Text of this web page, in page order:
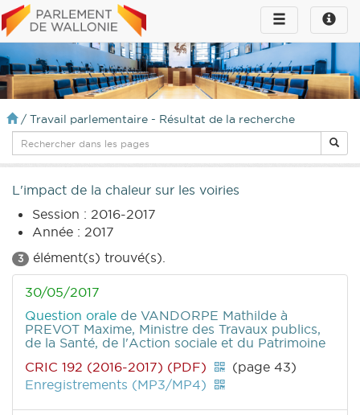
Toggle
infos
Toggle
navigation
/ Travail parlementaire - Résultat de la recherche
L'impact de la chaleur sur les voiries
Session : 2016-2017
Année : 2017
3 élément(s) trouvé(s).
30/05/2017
Question orale de VANDORPE Mathilde à
PREVOT Maxime, Ministre des Travaux publics,
de la Santé, de l'Action sociale et du Patrimoine
CRIC 192 (2016-2017) (PDF)
(page 43)
Enregistrements (MP3/MP4)